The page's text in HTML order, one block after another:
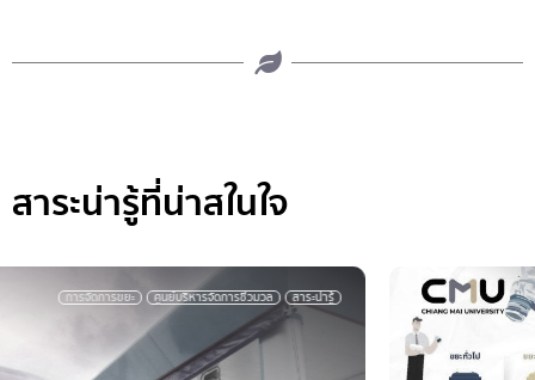
สาระน่ารู้ที่น่าสในใจ
การจัดการขยะ ศูนย์บริหารจัดการชีวมวล สาระน่ารู้